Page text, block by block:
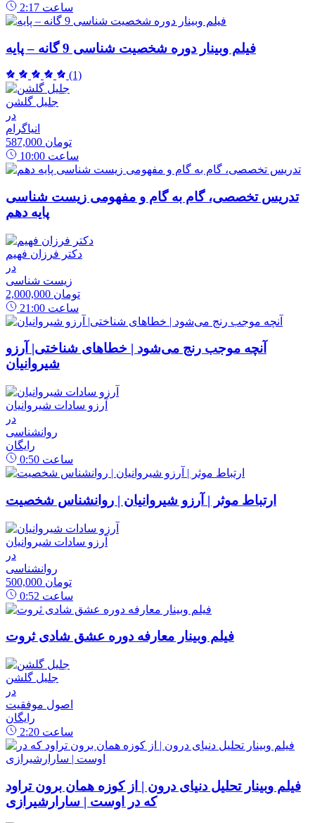
2:17 ساعت
فیلم وبینار دوره شخصیت شناسی 9 گانه – پایه
(1)
جلیل گلشن
در
انیاگرام
587,000 تومان
10:00 ساعت
تدریس تخصصی، گام به گام و مفهومی زیست شناسی
پایه دهم
دکتر فرزان فهیم
در
زیست شناسی
2,000,000 تومان
21:00 ساعت
آنچه موجب رنج می‌شود | خطاهای شناختی| آرزو
شیروانیان
آرزو سادات شیروانیان
در
روانشناسی
رایگان
0:50 ساعت
ارتباط موثر | آرزو شیروانیان | روانشناس شخصیت
آرزو سادات شیروانیان
در
روانشناسی
500,000 تومان
0:52 ساعت
فیلم وبینار معارفه دوره عشق شادی ثروت
جلیل گلشن
در
اصول موفقیت
رایگان
2:20 ساعت
فیلم وبینار تحلیل دنیای درون | از کوزه همان برون تراود
که در اوست | سارارشیرازی